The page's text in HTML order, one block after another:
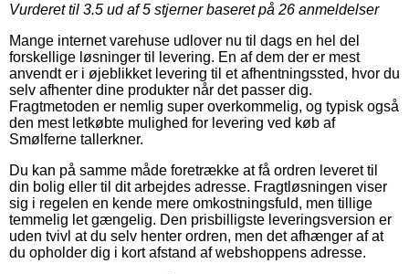
Vurderet til 3.5 ud af 5 stjerner baseret på 26 anmeldelser
Mange internet varehuse udlover nu til dags en hel del
forskellige løsninger til levering. En af dem der er mest
anvendt er i øjeblikket levering til et afhentningssted, hvor du
selv afhenter dine produkter når det passer dig.
Fragtmetoden er nemlig super overkommelig, og typisk også
den mest letkøbte mulighed for levering ved køb af
Smølferne tallerkner.
Du kan på samme måde foretrække at få ordren leveret til
din bolig eller til dit arbejdes adresse. Fragtløsningen viser
sig i regelen en kende mere omkostningsfuld, men tillige
temmelig let gængelig. Den prisbilligste leveringsversion er
uden tvivl at du selv henter ordren, men det afhænger af at
du opholder dig i kort afstand af webshoppens adresse.